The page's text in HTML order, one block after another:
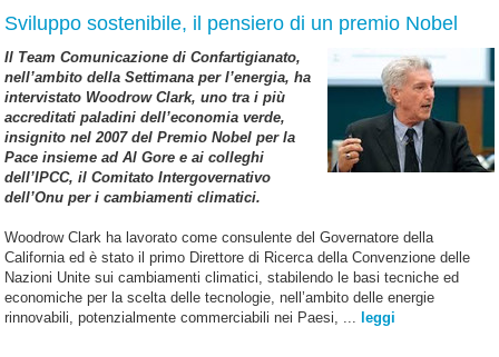
Sviluppo sostenibile, il pensiero di un premio Nobel
Il Team Comunicazione di Confartigianato,
nell’ambito della Settimana per l’energia, ha
intervistato Woodrow Clark, uno tra i più
accreditati paladini dell’economia verde,
insignito nel 2007 del Premio Nobel per la
Pace insieme ad Al Gore e ai colleghi
dell’IPCC, il Comitato Intergovernativo
dell’Onu per i cambiamenti climatici.
Woodrow Clark ha lavorato come consulente del Governatore della
California ed è stato il primo Direttore di Ricerca della Convenzione delle
Nazioni Unite sui cambiamenti climatici, stabilendo le basi tecniche ed
economiche per la scelta delle tecnologie, nell’ambito delle energie
rinnovabili, potenzialmente commerciabili nei Paesi, ... leggi